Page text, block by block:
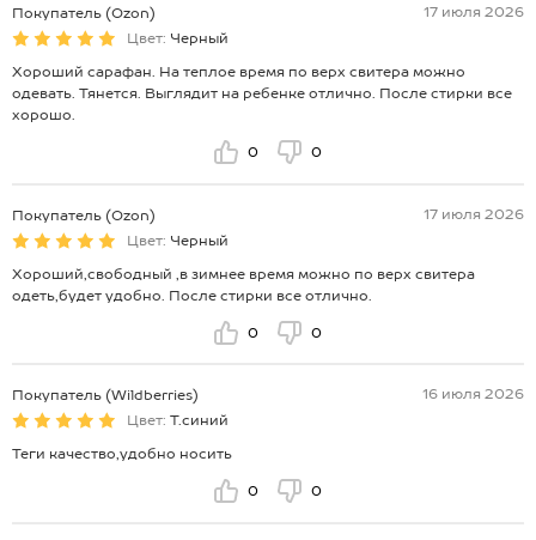
Покупатель (Ozon)
17 июля 2026
Цвет: Черный
Хороший сарафан. На теплое время по верх свитера можно
одевать. Тянется. Выглядит на ребенке отлично. После стирки все
хорошо.
0 0
Покупатель (Ozon)
17 июля 2026
Цвет: Черный
Хороший,свободный ,в зимнее время можно по верх свитера
одеть,будет удобно. После стирки все отлично.
0 0
Покупатель (Wildberries)
16 июля 2026
Цвет: Т.синий
Теги качество,удобно носить
0 0